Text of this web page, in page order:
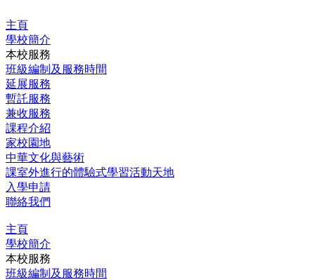
至
主
要
內
容
主頁
學校簡介
本校服務
班級編制及服務時間
延展服務
暫託服務
兼收服務
課程介紹
家校園地
中華文化與藝術
課室外進行的體驗式學習活動天地
入學申請
聯絡我們
主頁
學校簡介
本校服務
班級編制及服務時間